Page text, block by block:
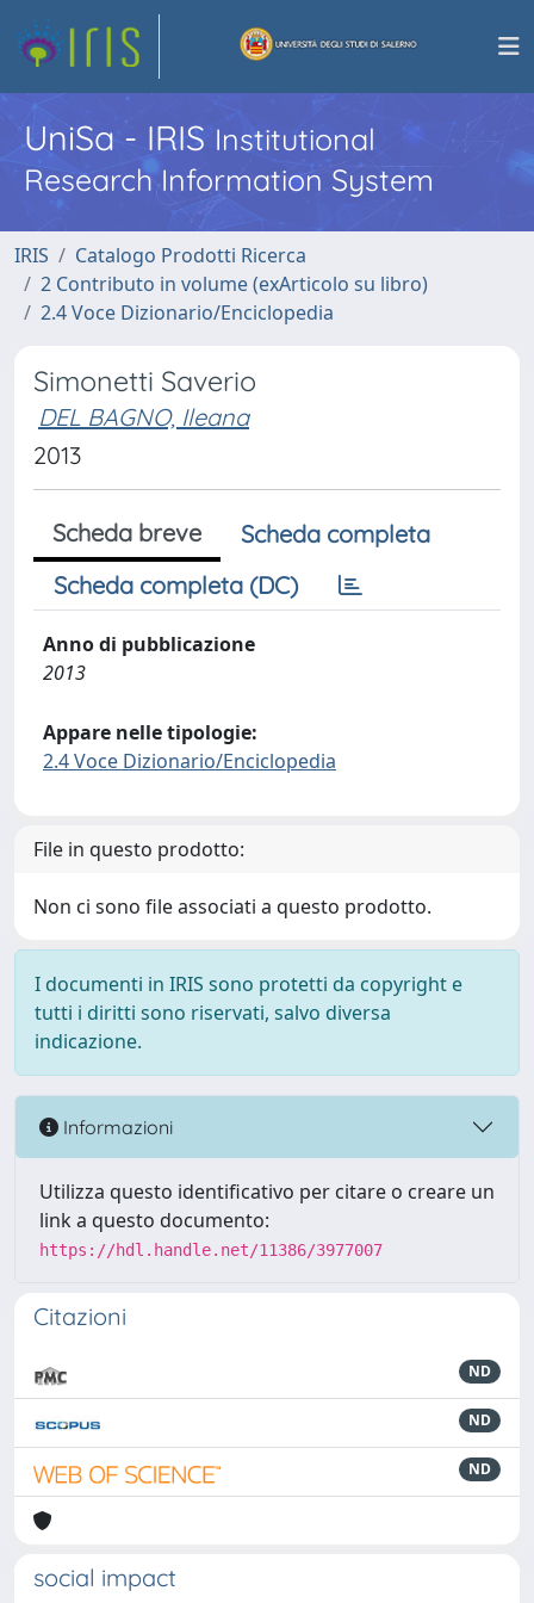
UniSa - IRISInstitutional
Research Information System
IRIS
Catalogo Prodotti Ricerca
2 Contributo in volume (exArticolo su libro)
2.4 Voce Dizionario/Enciclopedia
Simonetti Saverio
DEL BAGNO, Ileana
2013
Scheda breve
Scheda completa
Scheda completa (DC)
Anno di pubblicazione
2013
Appare nelle tipologie:
2.4 Voce Dizionario/Enciclopedia
File in questo prodotto:
Non ci sono file associati a questo prodotto.
I documenti in IRIS sono protetti da copyright e
tutti i diritti sono riservati, salvo diversa
indicazione.
Informazioni
Utilizza questo identificativo per citare o creare un
link a questo documento:
https://hdl.handle.net/11386/3977007
Citazioni
ND
ND
ND
social impact